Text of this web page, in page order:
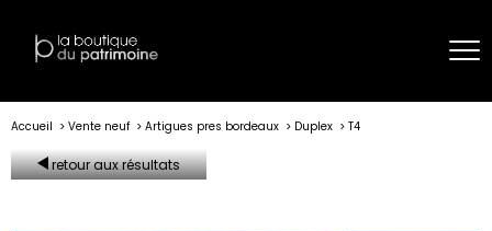
Accueil Vente neuf Artigues pres bordeaux Duplex T4
retour aux résultats